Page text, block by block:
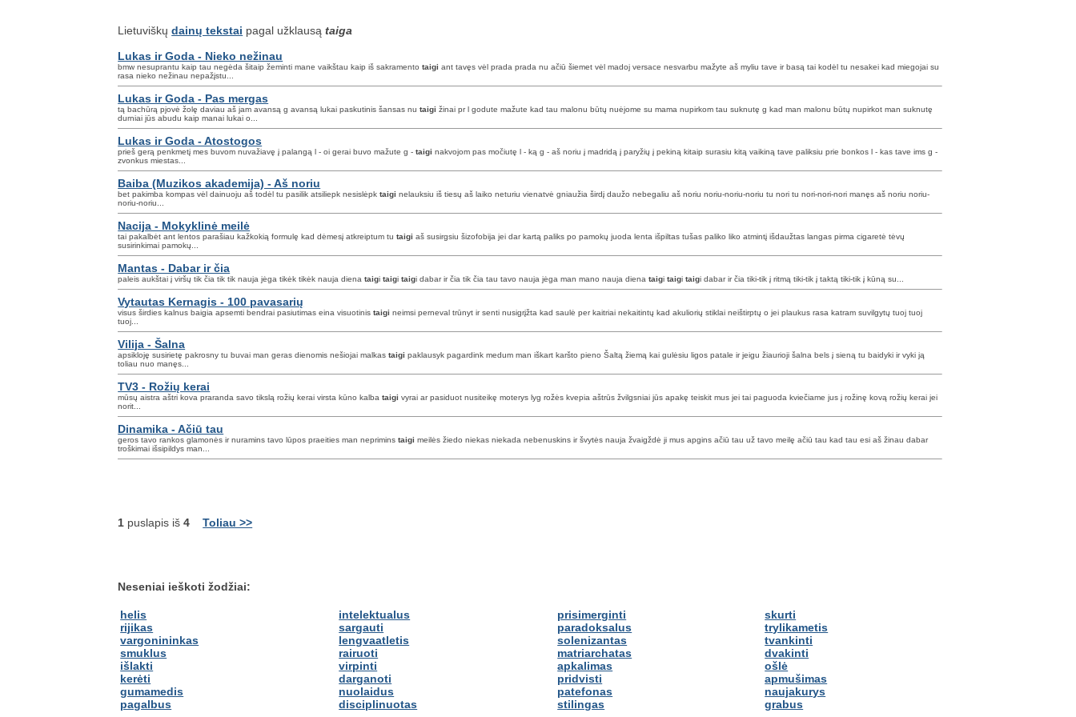
Lietuviškųdainų tekstai pagal užklausątaiga
Lukas ir Goda - Nieko nežinau
bmw nesuprantu kaip tau negėda šitaip žeminti mane vaikštau kaip iš sakramentotaigi ant tavęs vėl prada prada nu ačiū šiemet vėl madoj versace nesvarbu mažyte aš myliu tave ir basą tai kodėl tu nesakei kad miegojai su
rasa nieko nežinau nepažįstu...
Lukas ir Goda - Pas mergas
tą bachūrą pjovė žolę daviau aš jam avansą g avansą lukai paskutinis šansas nutaigi žinai pr l godute mažute kad tau malonu būtų nuėjome su mama nupirkom tau suknutę g kad man malonu būtų nupirkot man suknutę
durniai jūs abudu kaip manai lukai o...
Lukas ir Goda - Atostogos
prieš gerą penkmetį mes buvom nuvažiavę į palangą l - oi gerai buvo mažute g -taigi nakvojom pas močiutę l - ką g - aš noriu į madridą į paryžių į pekiną kitaip surasiu kitą vaikiną tave paliksiu prie bonkos l - kas tave ims g -
zvonkus miestas...
Baiba (Muzikos akademija) - Aš noriu
bet pakimba kompas vėl dainuoju aš todėl tu pasilik atsiliepk nesislėpktaigi nelauksiu iš tiesų aš laiko neturiu vienatvė gniaužia širdį daužo nebegaliu aš noriu noriu-noriu-noriu tu nori tu nori-nori-nori manęs aš noriu noriu-
noriu-noriu...
Nacija - Mokyklinė meilė
tai pakalbėt ant lentos parašiau kažkokią formulę kad dėmesį atkreiptum tutaigi aš susirgsiu šizofobija jei dar kartą paliks po pamokų juoda lenta išpiltas tušas paliko liko atmintį išdaužtas langas pirma cigaretė tėvų
susirinkimai pamokų...
Mantas - Dabar ir čia
paleis aukštai į viršų tik čia tik tik nauja jėga tikėk tikėk nauja dienataigitaigitaigi dabar ir čia tik čia tau tavo nauja jėga man mano nauja dienataigitaigitaigi dabar ir čia tiki-tik į ritmą tiki-tik į taktą tiki-tik į kūną su...
Vytautas Kernagis - 100 pavasarių
visus širdies kalnus baigia apsemti bendrai pasiutimas eina visuotinistaigi neimsi perneval trūnyt ir senti nusigrįžta kad saulė per kaitriai nekaitintų kad akuliorių stiklai neištirptų o jei plaukus rasa katram suvilgytų tuoj tuoj
tuoj...
Vilija - Šalna
apsikloję susirietę pakrosny tu buvai man geras dienomis nešiojai malkastaigi paklausyk pagardink medum man iškart karšto pieno Šaltą žiemą kai gulėsiu ligos patale ir jeigu žiaurioji šalna bels į sieną tu baidyki ir vyki ją
toliau nuo manęs...
TV3 - Rožių kerai
mūsų aistra aštri kova praranda savo tikslą rožių kerai virsta kūno kalbataigi vyrai ar pasiduot nusiteikę moterys lyg rožės kvepia aštrūs žvilgsniai jūs apakę teiskit mus jei tai paguoda kviečiame jus į rožinę kovą rožių kerai jei
norit...
Dinamika - Ačiū tau
geros tavo rankos glamonės ir nuramins tavo lūpos praeities man nepriminstaigi meilės žiedo niekas niekada nebenuskins ir švytės nauja žvaigždė ji mus apgins ačiū tau už tavo meilę ačiū tau kad tau esi aš žinau dabar
troškimai išsipildys man...
1 puslapis iš4 Toliau >>
Neseniai ieškoti žodžiai:
helis
rijikas
vargonininkas
smuklus
išlakti
kerėti
gumamedis
pagalbus
intelektualus
sargauti
lengvaatletis
rairuoti
virpinti
darganoti
nuolaidus
disciplinuotas
prisimerginti
paradoksalus
solenizantas
matriarchatas
apkalimas
pridvisti
patefonas
stilingas
skurti
trylikametis
tvankinti
dvakinti
ošlė
apmušimas
naujakurys
grabus